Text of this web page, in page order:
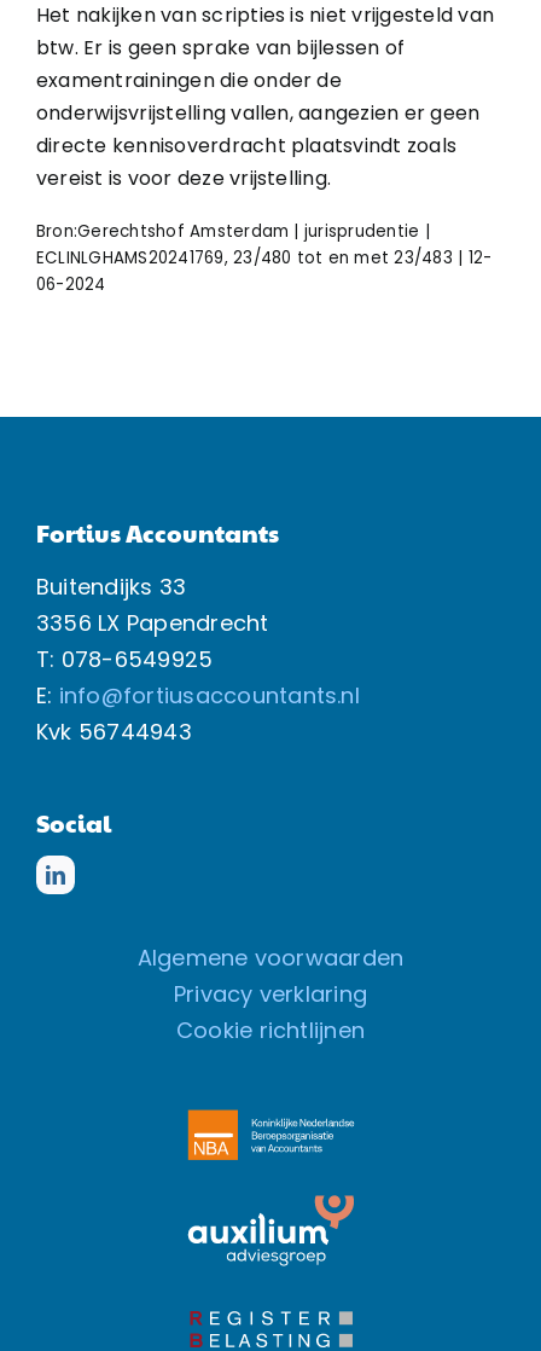
Het nakijken van scripties is niet vrijgesteld van
btw. Er is geen sprake van bijlessen of
examentrainingen die onder de
onderwijsvrijstelling vallen, aangezien er geen
directe kennisoverdracht plaatsvindt zoals
vereist is voor deze vrijstelling.
Bron:Gerechtshof Amsterdam | jurisprudentie |
ECLINLGHAMS20241769, 23/480 tot en met 23/483 | 12-
06-2024
Fortius Accountants
Buitendijks 33
3356 LX Papendrecht
T: 078-6549925
E: info@fortiusaccountants.nl
Kvk 56744943
Social
Algemene voorwaarden
Privacy verklaring
Cookie richtlijnen